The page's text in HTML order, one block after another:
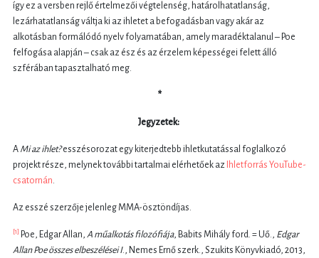
így ez a versben rejlő értelmezői végtelenség, határolhatatlanság,
lezárhatatlanság váltja ki az ihletet a befogadásban vagy akár az
alkotásban formálódó nyelv folyamatában, amely maradéktalanul – Poe
felfogása alapján – csak az ész és az érzelem képességei felett álló
szférában tapasztalható meg.
*
Jegyzetek:
A Mi az ihlet?esszésorozat egy kiterjedtebb ihletkutatással foglalkozó
projekt része, melynek további tartalmai elérhetőek az Ihletforrás YouTube-
csatornán.
Az esszé szerzője jelenleg MMA-ösztöndíjas.
[1] Poe, Edgar Allan, A műalkotás filozófiája, Babits Mihá ly ford. =Uő., Edgar
Allan Poeösszes elbeszélései I., Nemes Ernő szerk., Szukits Könyvkiadó, 2013,